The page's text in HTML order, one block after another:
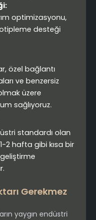
optimizasyonu,
desteği
özel bağlantı
ve benzersiz
üzere
sağlıyoruz.
standardı olan
2 hafta gibi kısa bir
Gerekmez
yaygın endüstri